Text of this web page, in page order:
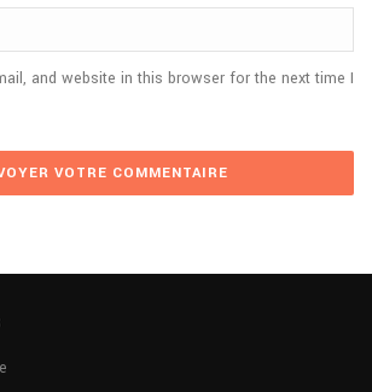
and website in this browser for the next time I